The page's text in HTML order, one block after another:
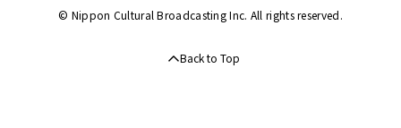
© Nippon Cultural Broadcasting Inc. All rights reserved.
Back to Top